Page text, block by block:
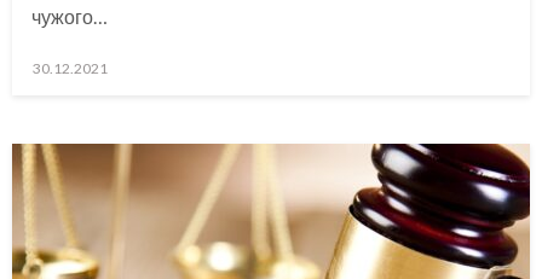
чужого…
Posted
30.12.2021